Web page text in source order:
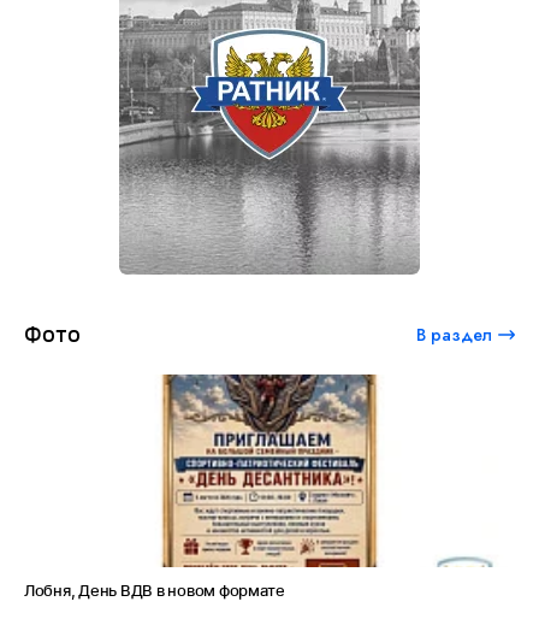
Фото В раздел
Лобня, День ВДВ в новом формате